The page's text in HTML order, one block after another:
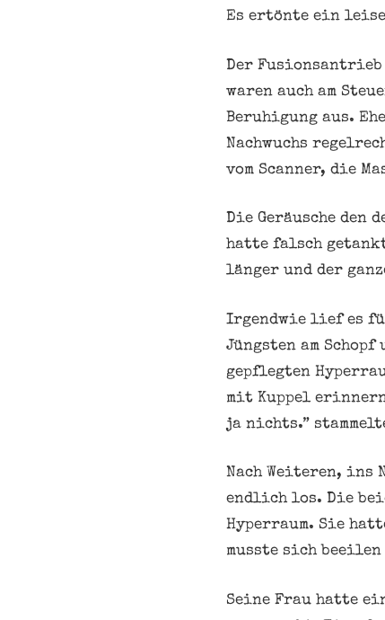
Es ertönte ein
Der Fusionsantrieb
waren auch am
Beruhigung aus.
Nachwuchs
vom Scanner, die
Die Geräusche den
hatte falsch
länger und der
Irgendwie lief es
Jüngsten am
gepflegten
mit Kuppel
ja nichts.”
Nach Weiteren, ins
endlich los. Die
Hyperraum. Sie
musste sich
Seine Frau hatte